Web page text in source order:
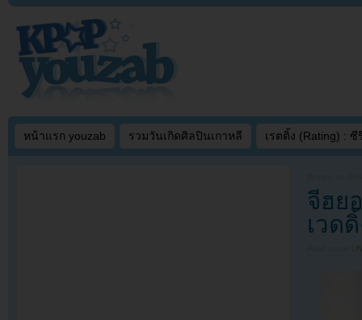
หน้าแรก youzab รวมวันเกิดศิลปินเกาหลี เรตติ้ง (Rating) : ซี
จีฮย
เวด